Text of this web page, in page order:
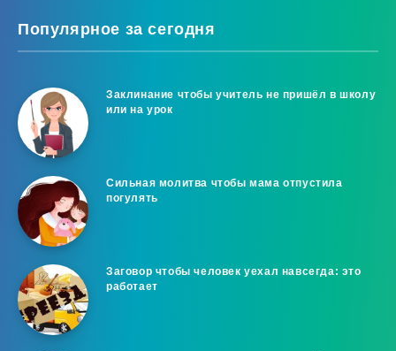
Популярное за сегодня
Заклинание чтобы учитель не пришёл в школу
или на урок
Сильная молитва чтобы мама отпустила
погулять
Заговор чтобы человек уехал навсегда: это
работает